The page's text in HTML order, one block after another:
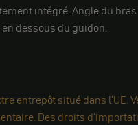
intégré. Angle du
dessous du guidon.
entrepôt situé dans l'UE.
Des droits